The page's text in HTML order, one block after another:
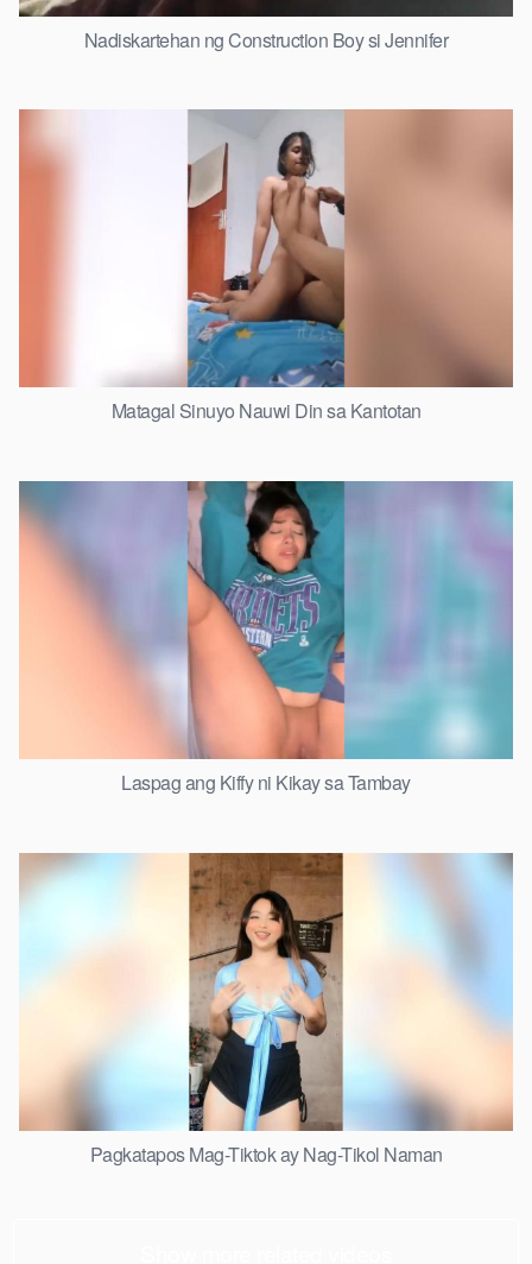
Nadiskartehan ng Construction Boy si Jennifer
Matagal Sinuyo Nauwi Din sa Kantotan
Laspag ang Kiffy ni Kikay sa Tambay
Pagkatapos Mag-Tiktok ay Nag-Tikol Naman